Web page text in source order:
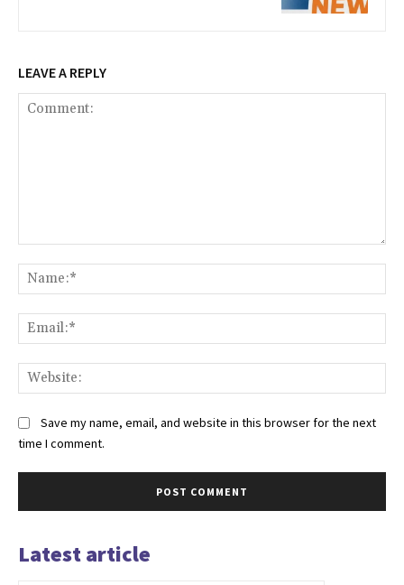
LEAVE A REPLY
Save my name, email, and website in this browser for the next
time I comment.
Latest article